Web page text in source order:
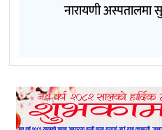
नारायणी अस्पतालमा